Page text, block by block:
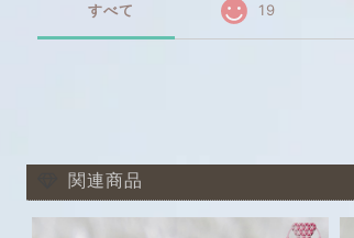
すべて 19
関連商品